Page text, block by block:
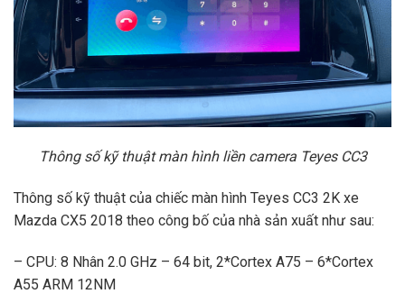
Thông số kỹ thuật màn hình liền camera Teyes CC3
Thông số kỹ thuật của chiếc màn hình Teyes CC3 2K xe
Mazda CX5 2018 theo công bố của nhà sản xuất như sau:
– CPU: 8 Nhân 2.0 GHz – 64 bit, 2*Cortex A75 – 6*Cortex
A55 ARM 12NM